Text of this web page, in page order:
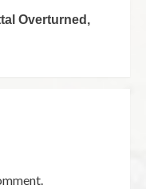
Overturned,